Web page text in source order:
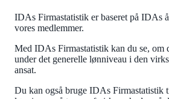
IDAs Firmastatistik er baseret på IDAs
vores medlemmer.
Med IDAs Firmastatistik kan du se, om
under det generelle lønniveau i den
ansat.
Du kan også bruge IDAs Firmastatistik